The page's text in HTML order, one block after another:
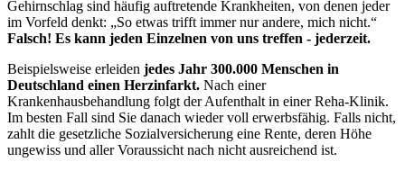
Gehirnschlag sind häufig auftretende Krankheiten, von denen jeder
im Vorfeld denkt: „So etwas trifft immer nur andere, mich nicht.“
Falsch! Es kann jeden Einzelnen von uns treffen - jederzeit.
Beispielsweise erleiden jedes Jahr 300.000 Menschen in
Deutschland einen Herzinfarkt. Nach einer
Krankenhausbehandlung folgt der Aufenthalt in einer Reha-Klinik.
Im besten Fall sind Sie danach wieder voll erwerbsfähig. Falls nicht,
zahlt die gesetzliche Sozialversicherung eine Rente, deren Höhe
ungewiss und aller Voraussicht nach nicht ausreichend ist.